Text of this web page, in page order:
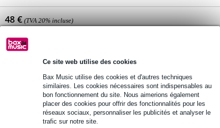
Ce site web utilise des cookies
Bax Music utilise des cookies et d'autres techniques
similaires. Les cookies nécessaires sont indispensables au
bon fonctionnement du site. Nous aimerions également
placer des cookies pour offrir des fonctionnalités pour les
réseaux sociaux, personnaliser les publicités et analyser le
trafic sur notre site.
48 € (TVA 20% incluse)
Disponibilité
Ajouter au panier
Commande avant 23:00 = dans un délai d'environ 3 jours